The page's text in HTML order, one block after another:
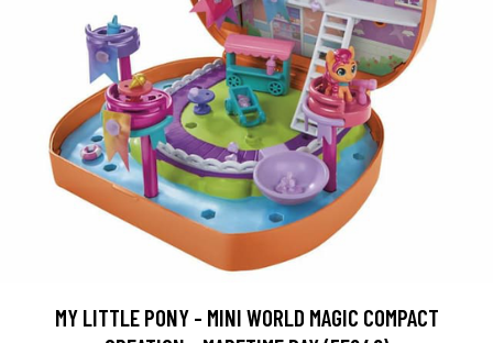
MY LITTLE PONY - MINI WORLD MAGIC COMPACT